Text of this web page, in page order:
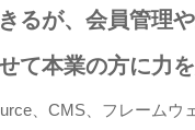
るが、会員管理
て本業の方に力
、CMS、フレームウ